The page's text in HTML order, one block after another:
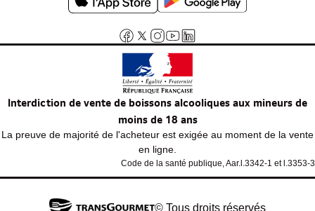
Interdiction de vente de boissons alcooliques aux mineurs de
moins de 18 ans
La preuve de majorité de l'acheteur est exigée au moment de la vente
en ligne.
Code de la santé publique, Aar.l.3342-1 et l.3353-3
© Tous droits réservés